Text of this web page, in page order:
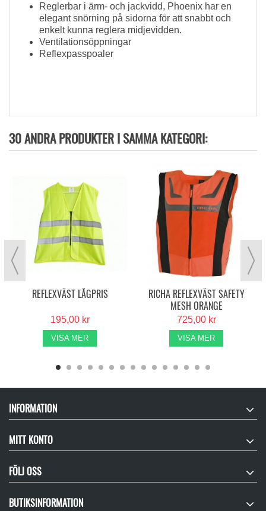
Reglerbar i ärm- och jackvidd, Phoenix har en
elegant snörning på sidorna för att snabbt och
enkelt kunna reglera midjevidden.
Ventilationsöppningar
Reflexpasspoaler
30 ANDRA PRODUKTER I SAMMA KATEGORI:
REFLEXVÄST LÅGPRIS
195,00 kr
VISA MER
RICHA REFLEXVÄST SAFETY
MESH ORANGE
725,00 kr
VISA MER
INFORMATION
MITT KONTO
FÖLJ OSS
BUTIKSINFORMATION